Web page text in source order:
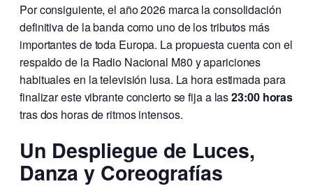
Por consiguiente, el año 2026 marca la consolidación
definitiva de la banda como uno de los tributos más
importantes de toda Europa. La propuesta cuenta con el
respaldo de la Radio Nacional M80 y apariciones
habituales en la televisión lusa. La hora estimada para
finalizar este vibrante concierto se fija a las23:00 horas
tras dos horas de ritmos intensos.
Un Despliegue de Luces,
Danza y Coreografías